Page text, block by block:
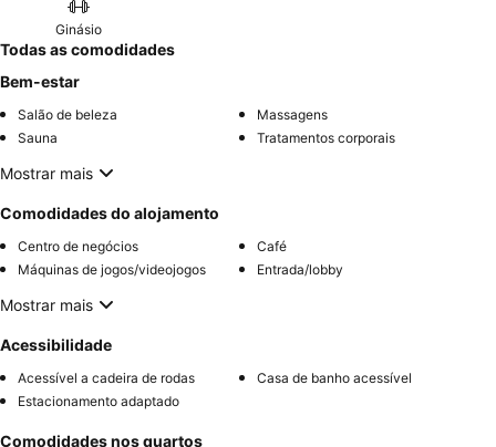
Ginásio
Todas as comodidades
Bem-estar
Salão de beleza
Massagens
Sauna
Tratamentos corporais
Mostrar mais
Comodidades do alojamento
Centro de negócios
Café
Máquinas de jogos/videojogos
Entrada/lobby
Mostrar mais
Acessibilidade
Acessível a cadeira de rodas
Casa de banho acessível
Estacionamento adaptado
Comodidades nos quartos